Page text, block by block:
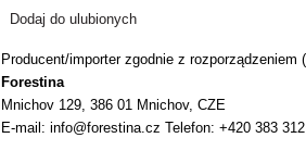
Dodaj do ulubionych
Producent/importer zgodnie z rozporządzeniem
Forestina
Mnichov 129, 386 01 Mnichov, CZE
E-mail: info@forestina.cz Telefon: +420 383